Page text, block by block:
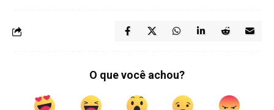
O que você achou?